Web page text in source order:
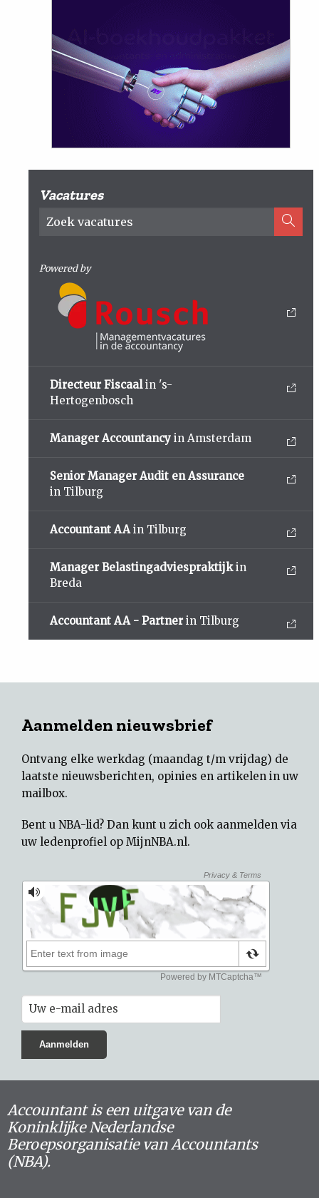
Vacatures
Powered by
Directeur Fiscaalin 's-
Hertogenbosch
Manager Accountancy in Amsterdam
Senior Manager Audit en Assurance
in Tilburg
Accountant AA in Tilburg
Manager Belastingadviespraktijkin
Breda
Accountant AA - Partner in Tilburg
Aanmelden nieuwsbrief
Ontvang elke werkdag (maandag t/m vrijdag) de
laatste nieuwsberichten, opinies en artikelen in uw
mailbox.
Bent u NBA-lid? Dan kunt u zich ook aanmelden via
uw ledenprofiel op MijnNBA.nl.
Accountant is een uitgave van de
Koninklijke Nederlandse
Beroepsorganisatie van Accountants
(NBA).